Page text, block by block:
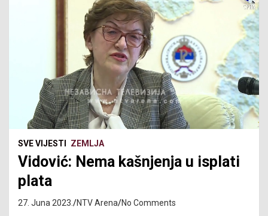
SVE VIJESTI ZEMLJA
Vidović: Nema kašnjenja u isplati
plata
27. Juna 2023. NTV Arena No Comments